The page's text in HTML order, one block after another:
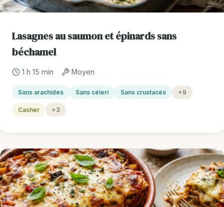
Lasagnes au saumon et épinards sans
béchamel
1 h 15 min Moyen
Sans arachides Sans céleri Sans crustacés +9
Casher +3